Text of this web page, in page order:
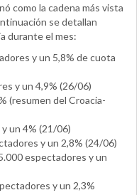
como la cadena más vista
se detallan
durante el mes:
y un 5,8% de cuota
y un 4,9% (26/06)
(resumen del Croacia-
un 4% (21/06)
y un 2,8% (24/06)
espectadores y un
y un 2,3%